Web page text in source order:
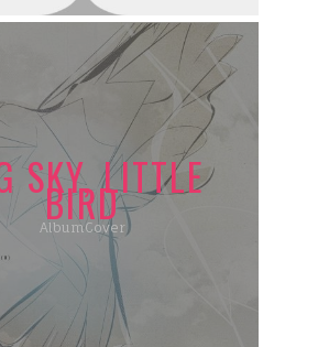
SKY, LITTLE
BIRD
AlbumCover